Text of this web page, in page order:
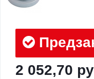
2 052,70